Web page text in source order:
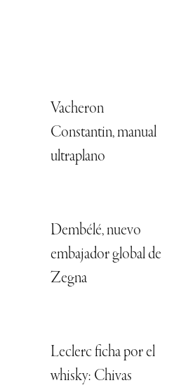
Vacheron
Constantin, manual
ultraplano
Dembélé, nuevo
embajador global de
Zegna
Leclerc ficha por el
whisky: Chivas